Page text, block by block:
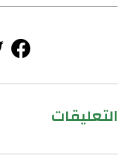
التعليقات